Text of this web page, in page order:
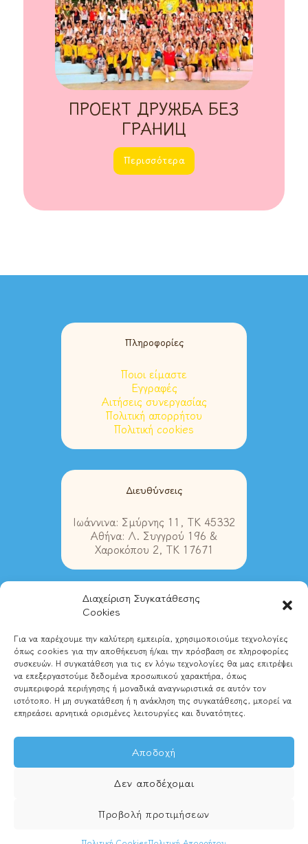
Διαχείριση Συγκατάθεσης
Cookies
Για να παρέχουμε την καλύτερη εμπειρία, χρησιμοποιούμε τεχνολογίες
όπως cookies για την αποθήκευση ή/και την πρόσβαση σε πληροφορίες
συσκευών. Η συγκατάθεση για τις εν λόγω τεχνολογίες θα μας επιτρέψει
να επεξεργαστούμε δεδομένα προσωπικού χαρακτήρα, όπως
συμπεριφορά περιήγησης ή μοναδικά αναγνωριστικά σε αυτόν τον
ιστότοπο. Η μη συγκατάθεση ή η ανάκληση της συγκατάθεσης, μπορεί να
επηρεάσει αρνητικά ορισμένες λειτουργίες και δυνατότητες.
Αποδοχή
Δεν αποδέχομαι
Προβολή προτιμήσεων
ПРОЕКТ ДРУЖБА БЕЗ
ГРАНИЦ
Περισσότερα
Πληροφορίες
Ποιοι είμαστε
Εγγραφές
Αιτήσεις συνεργασίας
Πολιτική απορρήτου
Πολιτική cookies
Διευθύνσεις
Ιωάννινα: Σμύρνης 11, ΤΚ 45332
Αθήνα: Λ. Συγγρού 196 &
Χαροκόπου 2, ΤΚ 17671
Στοιχεία Επικοινωνίας
Τηλ. Ιωάννινα:2651028580
Τηλ. Αθήνα:2102837489
Email:info@magikipixida.gr
2026.Κατασκευή ΙστοσελίδωνWeb